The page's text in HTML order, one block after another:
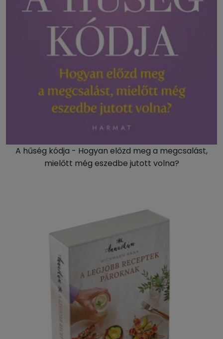
A hűség kódja - Hogyan előzd meg a megcsalást,
mielőtt még eszedbe jutott volna?